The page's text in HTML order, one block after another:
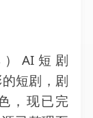
AI短剧
短剧，剧
，现已完